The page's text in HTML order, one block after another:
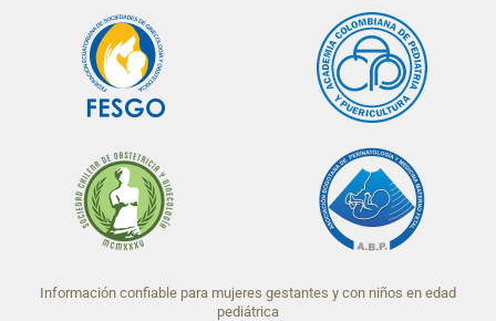
Información confiable para mujeres gestantes y con niños en edad
pediátrica